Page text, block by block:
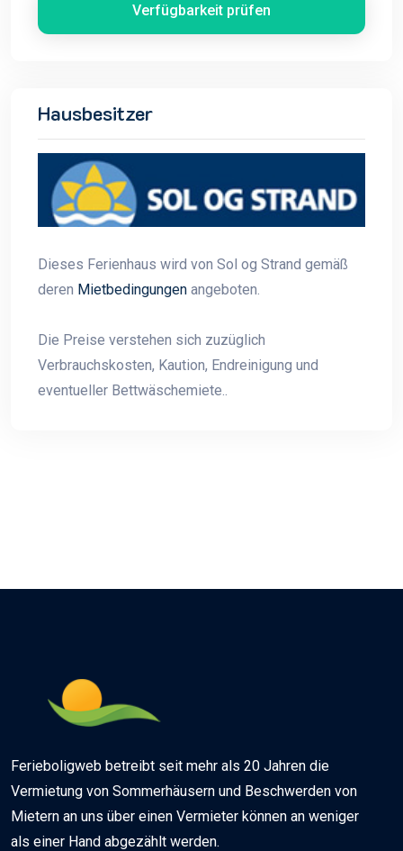
Verfügbarkeit prüfen
Hausbesitzer
Dieses Ferienhaus wird von Sol og Strand gemäß
deren Mietbedingungen angeboten.
Die Preise verstehen sich zuzüglich
Verbrauchskosten, Kaution, Endreinigung und
eventueller Bettwäschemiete..
Ferieboligweb betreibt seit mehr als 20 Jahren die
Vermietung von Sommerhäusern und Beschwerden von
Mietern an uns über einen Vermieter können an weniger
als einer Hand abgezählt werden.